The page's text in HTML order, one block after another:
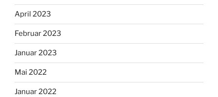
April 2023
Februar 2023
Januar 2023
Mai 2022
Januar 2022